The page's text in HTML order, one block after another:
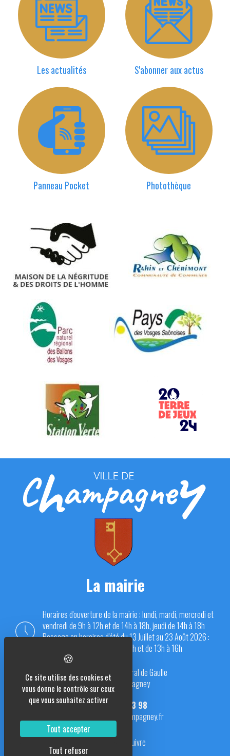
Les actualités S'abonner aux actus
Panneau Pocket Photothèque
La mairie
Horaires d'ouverture de la mairie : lundi, mardi, mercredi et
vendredi de 9h à 12h et de 14h à 18h, jeudi de 14h à 18h
Passage en horaires d'été du 13 Juillet au 23 Août 2026 :
du lundi au vendredi de 9h à 12h et de 13h à 16h
Place du Général de Gaulle
70290 Champagney
03 84 23 13 98
mairie@champagney.fr
Nous suivre
Ce site utilise des cookies et
vous donne le contrôle sur ceux
que vous souhaitez activer
Tout accepter
Tout refuser